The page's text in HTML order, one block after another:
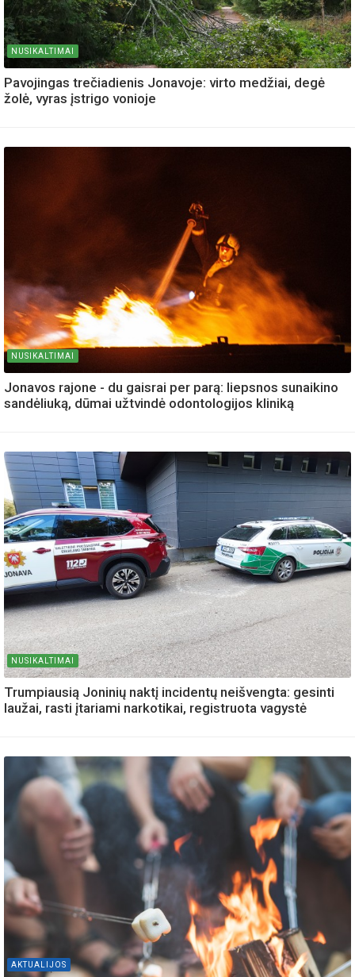
NUSIKALTIMAI
Pavojingas trečiadienis Jonavoje: virto medžiai, degė
žolė, vyras įstrigo vonioje
NUSIKALTIMAI
Jonavos rajone - du gaisrai per parą: liepsnos sunaikino
sandėliuką, dūmai užtvindė odontologijos kliniką
NUSIKALTIMAI
Trumpiausią Joninių naktį incidentų neišvengta: gesinti
laužai, rasti įtariami narkotikai, registruota vagystė
AKTUALIJOS